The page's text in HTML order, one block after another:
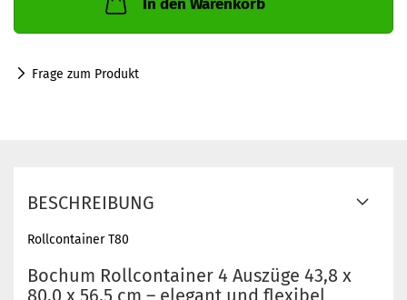
In den Warenkorb
Frage zum Produkt
BESCHREIBUNG
Rollcontainer T80
Bochum Rollcontainer 4 Auszüge 43,8 x
80,0 x 56,5 cm – elegant und flexibel